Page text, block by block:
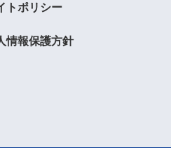
トポリシー
情報保護方針